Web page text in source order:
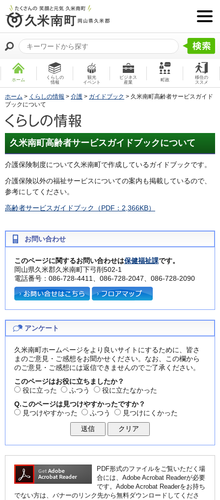
ホーム
くらしの
情報
観光
イベント
ビジネス
産業
町政
移住の
ススメ
ホーム > くらしの情報 > 介護 > ガイドブック > 久米南町高齢者サービスガイド
ブックについて
久米南町高齢者サービスガイドブックについて
介護保険制度について久米南町で作成しているガイドブックです。
介護保険以外の福祉サービスについての案内も掲載しているので、
参考にしてください。
高齢者サービスガイドブック（PDF：2,366KB）
お問い合わせ
このページに関するお問い合わせは保健福祉課です。
岡山県久米郡久米南町下弓削502-1
電話番号：086-728-4411、086-728-2047、086-728-2090
アンケート
久米南町ホームページをより良いサイトにするために、皆さ
まのご意見・ご感想をお聞かせください。なお、この欄から
のご意見・ご感想には返信できませんのでご了承ください。
このページはお役に立ちましたか？
役に立った
ふつう
役に立たなかった
Q.このページは見つけやすかったですか？
見つけやすかった
ふつう 見つけにくかった
PDF形式のファイルをご覧いただく場
合には、Adobe Acrobat Readerが必要
です。Adobe Acrobat Readerをお持ち
でない方は、バナーのリンク先から無料ダウンロードしてくださ